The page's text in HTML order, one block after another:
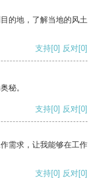
的地，了解当地的风土
支持[0] 反对[0]
秘。
支持[0] 反对[0]
需求，让我能够在工作
支持[0] 反对[0]